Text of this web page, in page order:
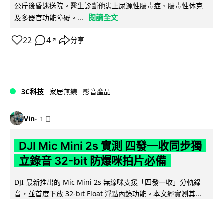
公斤後昏迷送院。醫生診斷他患上尿源性膿毒症、膿毒性休克
及多器官功能障礙。...
閱讀全文
22 4 ↗ 分享
3C科技 家居無線 影音產品
Vin 1 日
DJI Mic Mini 2s 實測 四發一收同步獨
立錄音 32-bit 防爆咪拍片必備
DJI 最新推出的 Mic Mini 2s 無線咪支援「四發一收」分軌錄
音，並首度下放 32-bit Float 浮點內錄功能。本文經實測其...